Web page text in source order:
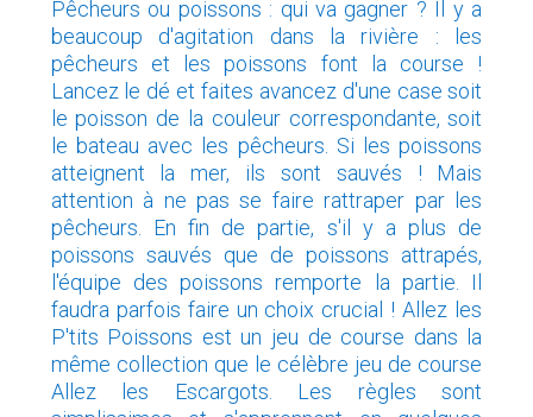
Pêcheurs ou poissons : qui va gagner ? Il y a
beaucoup d'agitation dans la rivière : les
pêcheurs et les poissons font la course !
Lancez le dé et faites avancez d'une case soit
le poisson de la couleur correspondante, soit
le bateau avec les pêcheurs. Si les poissons
atteignent la mer, ils sont sauvés ! Mais
attention à ne pas se faire rattraper par les
pêcheurs. En fin de partie, s'il y a plus de
poissons sauvés que de poissons attrapés,
l'équipe des poissons remporte la partie. Il
faudra parfois faire un choix crucial ! Allez les
P'tits Poissons est un jeu de course dans la
même collection que le célèbre jeu de course
Allez les Escargots. Les règles sont